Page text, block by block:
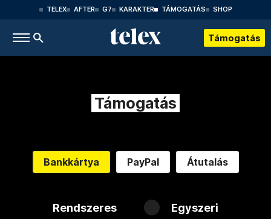
TELEX AFTER G7 KARAKTER TÁMOGATÁS SHOP
Támogatás
Támogatás
Bankkártya PayPal Átutalás
Rendszeres Egyszeri